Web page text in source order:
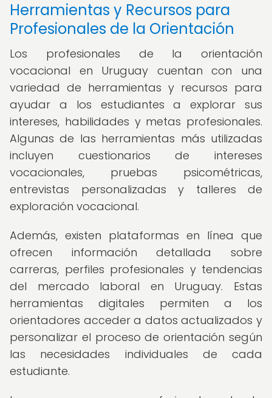
Herramientas y Recursos para
Profesionales de la Orientación
Los profesionales de la orientación
vocacional en Uruguay cuentan con una
variedad de herramientas y recursos para
ayudar a los estudiantes a explorar sus
intereses, habilidades y metas profesionales.
Algunas de las herramientas más utilizadas
incluyen cuestionarios de intereses
vocacionales, pruebas psicométricas,
entrevistas personalizadas y talleres de
exploración vocacional.
Además, existen plataformas en línea que
ofrecen información detallada sobre
carreras, perfiles profesionales y tendencias
del mercado laboral en Uruguay. Estas
herramientas digitales permiten a los
orientadores acceder a datos actualizados y
personalizar el proceso de orientación según
las necesidades individuales de cada
estudiante.